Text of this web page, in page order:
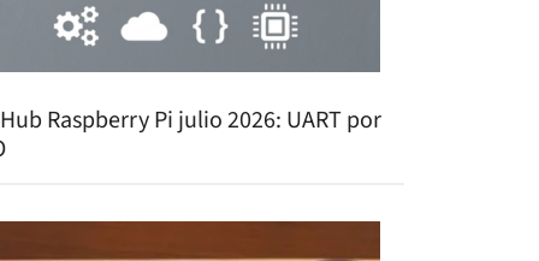
Raspberry Pi julio 2026: UART por